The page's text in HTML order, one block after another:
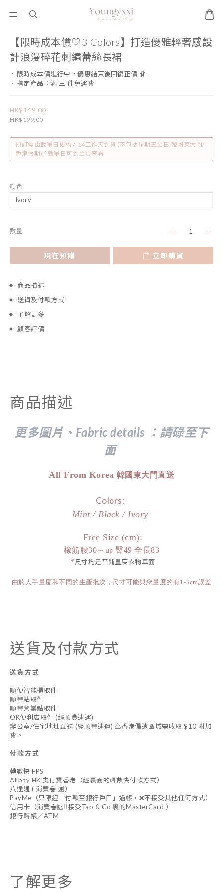
【限時成本價🤍3 Colors】打造優雅輕奢感設
計浪漫碎花刺繡蕾絲長裙
．限時成本價進行中，優惠結束後回復正價 🩰
．指定產品：滿 三 件免運費
HK$149.00
HK$199.00
預訂需由截單日後約7-14工作天到貨 (不包括星期五至日,韓國東大門/
香港假期) ^截單日可到主頁查看
顏色
數量
現在預購 立即購買
商品描述
送貨及付款方式
了解更多
顧客評價
商品描述
更多圖片、Fabric details ：請碌至下
面
All From Korea 韓國東大門直送
Colors:
Mint /Black /Ivory
Free Size (cm):
橡筋腰30～up 臀49 全長83
*尺寸均是平鋪量度衣物單面
由於人手量度和不同的生產批次，尺寸可能與您量度的有1-3cm誤差
送貨及付款方式
送貨方式
順便智能櫃取件
順豐站取件
順豐營業點取件
OK便利店取件 (經順豐速運)
辦公室/住宅地址直送 (經順豐速運) ⚠️香港偏遠區域需收取 $10 附加
費。
付款方式
轉數快 FPS
Alipay HK 支付寶香港（經裏面的轉數快付款方式）
八達通 ( 消費卷 🆗）
PayMe（只限經「付款至銀行戶口」過帳，❌不接受其他任何方式）
信用卡（消費卷🆗‼️接受Tap & Go 裏的MasterCard ）
銀行轉帳／ATM
了解更多